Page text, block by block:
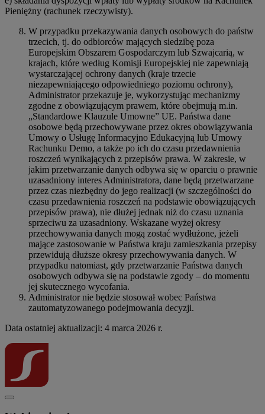
Pieniężny (rachunek rzeczywisty).
W przypadku przekazywania danych osobowych do państw
trzecich, tj. do odbiorców mających siedzibę poza
Europejskim Obszarem Gospodarczym lub Szwajcarią, w
krajach, które według Komisji Europejskiej nie zapewniają
wystarczającej ochrony danych (kraje trzecie
niezapewniającego odpowiedniego poziomu ochrony),
Administrator przekazuje je, wykorzystując mechanizmy
zgodne z obowiązującym prawem, które obejmują m.in.
„Standardowe Klauzule Umowne” UE. Państwa dane
osobowe będą przechowywane przez okres obowiązywania
Umowy o Usługę Informacyjno Edukacyjną lub Umowy
Rachunku Demo, a także po ich do czasu przedawnienia
roszczeń wynikających z przepisów prawa. W zakresie, w
jakim przetwarzanie danych odbywa się w oparciu o prawnie
uzasadniony interes Administratora, dane będą przetwarzane
przez czas niezbędny do jego realizacji (w szczególności do
czasu przedawnienia roszczeń na podstawie obowiązujących
przepisów prawa), nie dłużej jednak niż do czasu uznania
sprzeciwu za uzasadniony. Wskazane wyżej okresy
przechowywania danych mogą zostać wydłużone, jeżeli
mające zastosowanie w Państwa kraju zamieszkania przepisy
przewidują dłuższe okresy przechowywania danych. W
przypadku natomiast, gdy przetwarzanie Państwa danych
osobowych odbywa się na podstawie zgody – do momentu
jej skutecznego wycofania.
Administrator nie będzie stosował wobec Państwa
zautomatyzowanego podejmowania decyzji.
Data ostatniej aktualizacji: 4 marca 2026 r.